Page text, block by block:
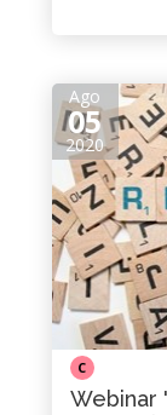
Ago
05
2020
C
Webinar